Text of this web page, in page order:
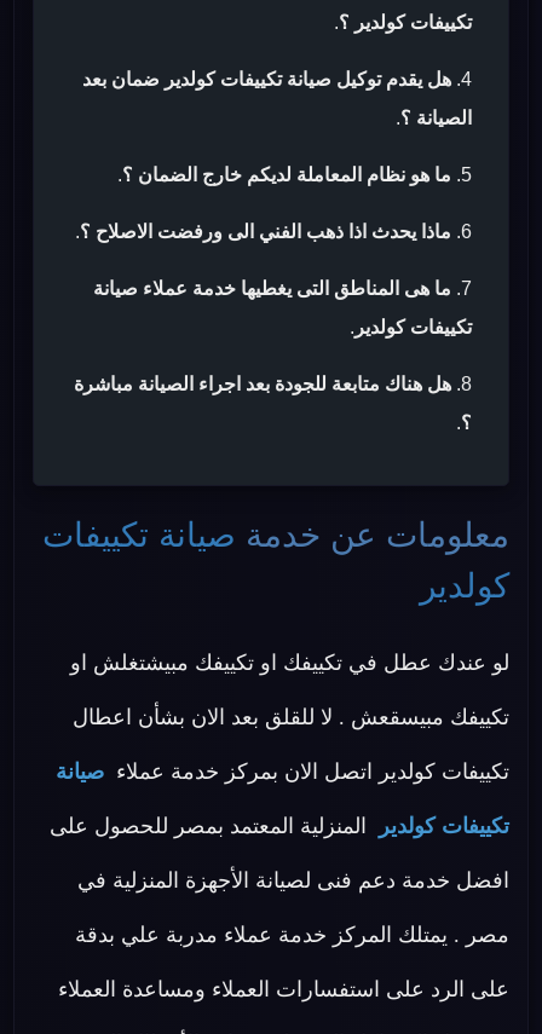
تكييفات كولدير ؟.
هل يقدم توكيل صيانة تكييفات كولدير ضمان بعد
الصيانة ؟.
ما هو نظام المعاملة لديكم خارج الضمان ؟.
ماذا يحدث اذا ذهب الفني الى ورفضت الاصلاح ؟.
ما هى المناطق التى يغطيها خدمة عملاء صيانة
تكييفات كولدير .
هل هناك متابعة للجودة بعد اجراء الصيانة مباشرة
؟.
معلومات عن خدمة صيانة تكييفات
كولدير
لو عندك عطل في تكييفك او تكييفك مبيشتغلش او
تكييفك مبيسقعش . لا للقلق بعد الان بشأن اعطال
تكييفات كولدير اتصل الان بمركز خدمة عملاء صيانة
تكييفات كولدير المنزلية المعتمد بمصر للحصول على
افضل خدمة دعم فنى لصيانة الأجهزة المنزلية في
مصر . يمتلك المركز خدمة عملاء مدربة علي بدقة
على الرد على استفسارات العملاء ومساعدة العملاء